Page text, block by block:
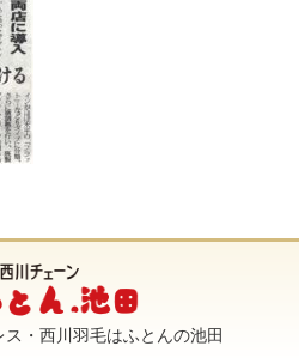
・西川羽毛はふとんの池田